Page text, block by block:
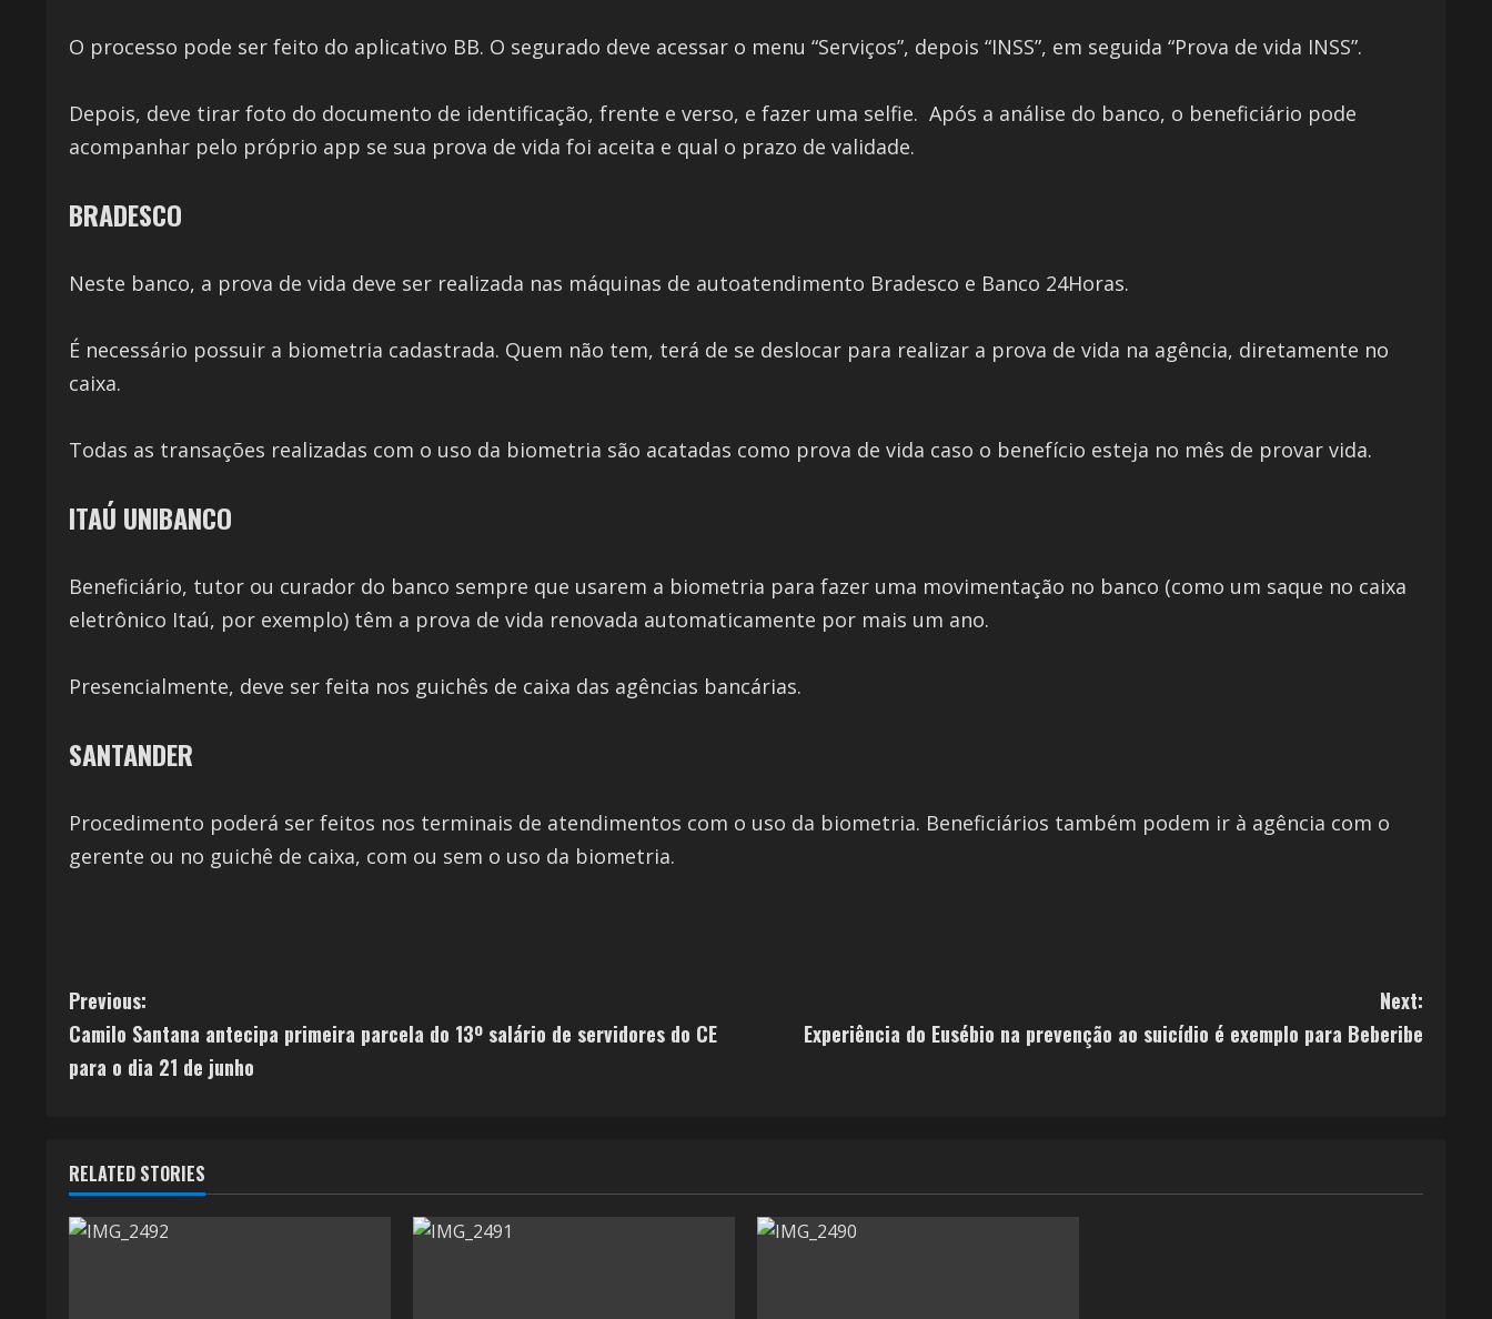
O processo pode ser feito do aplicativo BB. O segurado deve acessar o menu “Serviços”, depois “INSS”, em seguida “Prova de vida INSS”.
Depois, deve tirar foto do documento de identificação, frente e verso, e fazer uma selfie. Após a análise do banco, o beneficiário pode
acompanhar pelo próprio app se sua prova de vida foi aceita e qual o prazo de validade.
BRADESCO
Neste banco, a prova de vida deve ser realizada nas máquinas de autoatendimento Bradesco e Banco 24Horas.
É necessário possuir a biometria cadastrada. Quem não tem, terá de se deslocar para realizar a prova de vida na agência, diretamente no
caixa.
Todas as transações realizadas com o uso da biometria são acatadas como prova de vida caso o benefício esteja no mês de provar vida.
ITAÚ UNIBANCO
Beneficiário, tutor ou curador do banco sempre que usarem a biometria para fazer uma movimentação no banco (como um saque no caixa
eletrônico Itaú, por exemplo) têm a prova de vida renovada automaticamente por mais um ano.
Presencialmente, deve ser feita nos guichês de caixa das agências bancárias.
SANTANDER
Procedimento poderá ser feitos nos terminais de atendimentos com o uso da biometria. Beneficiários também podem ir à agência com o
gerente ou no guichê de caixa, com ou sem o uso da biometria.
Previous:
Camilo Santana antecipa primeira parcela do 13º salário de servidores do CE
para o dia 21 de junho
Next:
Experiência do Eusébio na prevenção ao suicídio é exemplo para Beberibe
RELATED STORIES